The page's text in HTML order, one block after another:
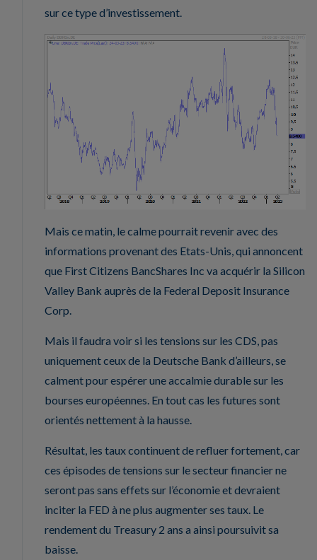
sur ce type d’investissement.
Mais ce matin, le calme pourrait revenir avec des
informations provenant des Etats-Unis, qui annoncent
que First Citizens BancShares Inc va acquérir la Silicon
Valley Bank auprès de la Federal Deposit Insurance
Corp.
Mais il faudra voir si les tensions sur les CDS, pas
uniquement ceux de la Deutsche Bank d’ailleurs, se
calment pour espérer une accalmie durable sur les
bourses européennes. En tout cas les futures sont
orientés nettement à la hausse.
Résultat, les taux continuent de refluer fortement, car
ces épisodes de tensions sur le secteur financier ne
seront pas sans effets sur l’économie et devraient
inciter la FED à ne plus augmenter ses taux. Le
rendement du Treasury 2 ans a ainsi poursuivit sa
baisse.